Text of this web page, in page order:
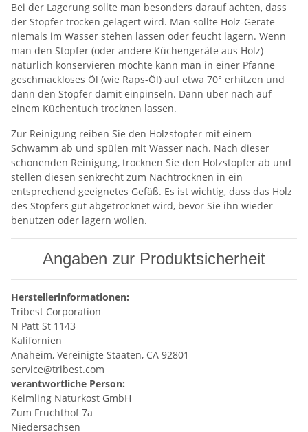
Bei der Lagerung sollte man besonders darauf achten, dass
der Stopfer trocken gelagert wird. Man sollte Holz-Geräte
niemals im Wasser stehen lassen oder feucht lagern. Wenn
man den Stopfer (oder andere Küchengeräte aus Holz)
natürlich konservieren möchte kann man in einer Pfanne
geschmackloses Öl (wie Raps-Öl) auf etwa 70° erhitzen und
dann den Stopfer damit einpinseln. Dann über nach auf
einem Küchentuch trocknen lassen.
Zur Reinigung reiben Sie den Holzstopfer mit einem
Schwamm ab und spülen mit Wasser nach. Nach dieser
schonenden Reinigung, trocknen Sie den Holzstopfer ab und
stellen diesen senkrecht zum Nachtrocknen in ein
entsprechend geeignetes Gefäß. Es ist wichtig, dass das Holz
des Stopfers gut abgetrocknet wird, bevor Sie ihn wieder
benutzen oder lagern wollen.
Angaben zur Produktsicherheit
Herstellerinformationen:
Tribest Corporation
N Patt St 1143
Kalifornien
Anaheim, Vereinigte Staaten, CA 92801
service@tribest.com
verantwortliche Person:
Keimling Naturkost GmbH
Zum Fruchthof 7a
Niedersachsen